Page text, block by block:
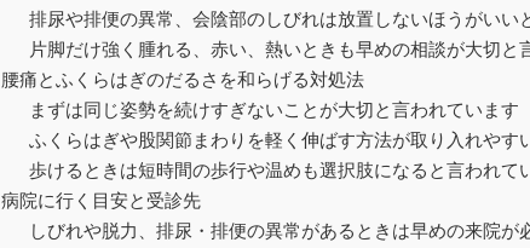
排尿や排便の異常、会陰部のしびれは放置しないほうがいい
片脚だけ強く腫れる、赤い、熱いときも早めの相談が大切と
腰痛とふくらはぎのだるさを和らげる対処法
まずは同じ姿勢を続けすぎないことが大切と言われています
ふくらはぎや股関節まわりを軽く伸ばす方法が取り入れやす
歩けるときは短時間の歩行や温めも選択肢になると言われて
病院に行く目安と受診先
しびれや脱力、排尿・排便の異常があるときは早めの来院が